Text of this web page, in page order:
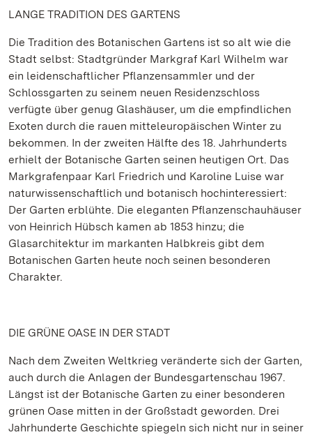
LANGE TRADITION DES GARTENS
Die Tradition des Botanischen Gartens ist so alt wie die
Stadt selbst: Stadtgründer Markgraf Karl Wilhelm war
ein leidenschaftlicher Pflanzensammler und der
Schlossgarten zu seinem neuen Residenzschloss
verfügte über genug Glashäuser, um die empfindlichen
Exoten durch die rauen mitteleuropäischen Winter zu
bekommen. In der zweiten Hälfte des 18. Jahrhunderts
erhielt der Botanische Garten seinen heutigen Ort. Das
Markgrafenpaar Karl Friedrich und Karoline Luise war
naturwissenschaftlich und botanisch hochinteressiert:
Der Garten erblühte. Die eleganten Pflanzenschauhäuser
von Heinrich Hübsch kamen ab 1853 hinzu; die
Glasarchitektur im markanten Halbkreis gibt dem
Botanischen Garten heute noch seinen besonderen
Charakter.
DIE GRÜNE OASE IN DER STADT
Nach dem Zweiten Weltkrieg veränderte sich der Garten,
auch durch die Anlagen der Bundesgartenschau 1967.
Längst ist der Botanische Garten zu einer besonderen
grünen Oase mitten in der Großstadt geworden. Drei
Jahrhunderte Geschichte spiegeln sich nicht nur in seiner